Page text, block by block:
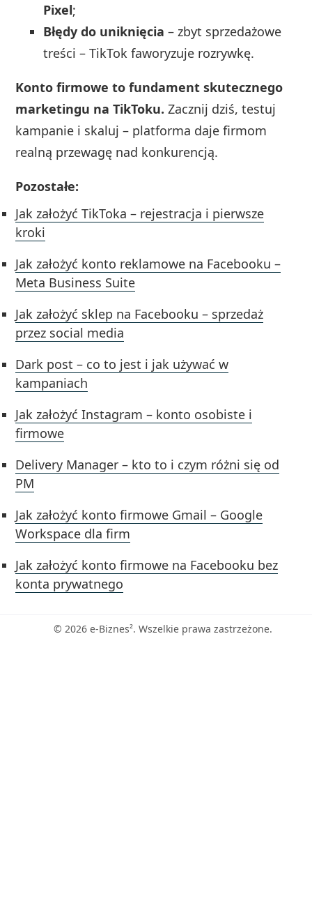
Pixel;
Błędy do uniknięcia – zbyt sprzedażowe
treści – TikTok faworyzuje rozrywkę.
Konto firmowe to fundament skutecznego
marketingu na TikToku. Zacznij dziś, testuj
kampanie i skaluj – platforma daje firmom
realną przewagę nad konkurencją.
Pozostałe:
Jak założyć TikToka – rejestracja i pierwsze
kroki
Jak założyć konto reklamowe na Facebooku –
Meta Business Suite
Jak założyć sklep na Facebooku – sprzedaż
przez social media
Dark post – co to jest i jak używać w
kampaniach
Jak założyć Instagram – konto osobiste i
firmowe
Delivery Manager – kto to i czym różni się od
PM
Jak założyć konto firmowe Gmail – Google
Workspace dla firm
Jak założyć konto firmowe na Facebooku bez
konta prywatnego
© 2026 e-Biznes². Wszelkie prawa zastrzeżone.